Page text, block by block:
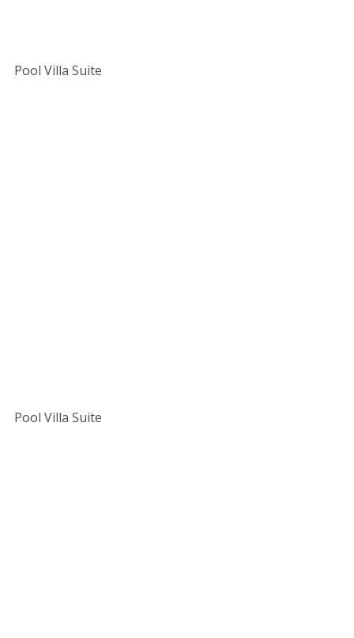
Pool Villa Suite
Pool Villa Suite